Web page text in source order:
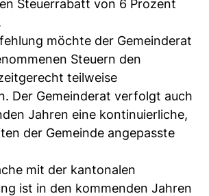
Steuerrabatt von 6 Prozent
möchte der Gemeinderat
Steuern den
teilweise
Der Gemeinderat verfolgt auch
Jahren eine kontinuierliche,
der Gemeinde angepasste
mit der kantonalen
ist in den kommenden Jahren